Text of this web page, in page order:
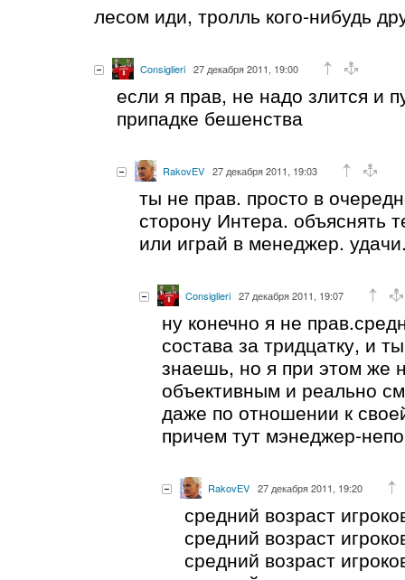
лесом иди, тролль кого-нибудь
Consiglieri 27 декабря 2011, 19:00
если я прав, не надо злится и
припадке бешенства
RakovEV 27 декабря 2011, 19:03
ты не прав. просто в
сторону Интера. объяснять
или играй в менеджер.
Consiglieri 27 декабря 2011, 19:07
ну конечно я не
состава за тридцатку, и
знаешь, но я при этом же
объективным и реально
даже по отношении к
причем тут мэнеджер-
RakovEV 27 декабря 2011, 19:20
средний возраст
средний возраст
средний возраст